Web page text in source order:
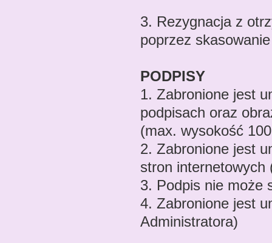
3. Rezygnacja z
poprzez
PODPISY
1. Zabronione jest
podpisach oraz
(max. wysokość
2. Zabronione jest
stron internetowych
3. Podpis nie może
4. Zabronione jest
Administratora)